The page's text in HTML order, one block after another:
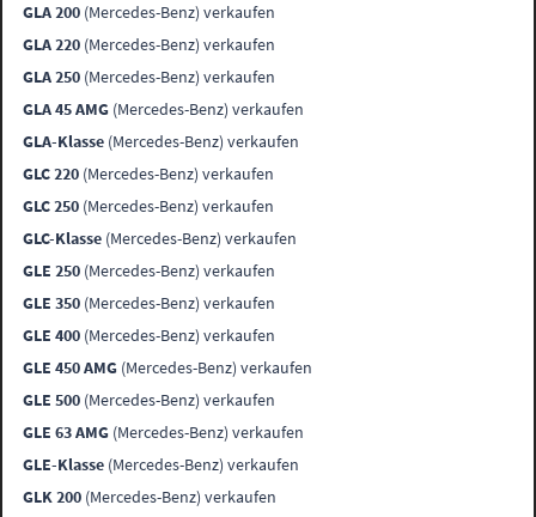
GLA 200 (Mercedes-Benz) verkaufen
GLA 220 (Mercedes-Benz) verkaufen
GLA 250 (Mercedes-Benz) verkaufen
GLA 45 AMG (Mercedes-Benz) verkaufen
GLA-Klasse (Mercedes-Benz) verkaufen
GLC 220 (Mercedes-Benz) verkaufen
GLC 250 (Mercedes-Benz) verkaufen
GLC-Klasse (Mercedes-Benz) verkaufen
GLE 250 (Mercedes-Benz) verkaufen
GLE 350 (Mercedes-Benz) verkaufen
GLE 400 (Mercedes-Benz) verkaufen
GLE 450 AMG (Mercedes-Benz) verkaufen
GLE 500 (Mercedes-Benz) verkaufen
GLE 63 AMG (Mercedes-Benz) verkaufen
GLE-Klasse (Mercedes-Benz) verkaufen
GLK 200 (Mercedes-Benz) verkaufen